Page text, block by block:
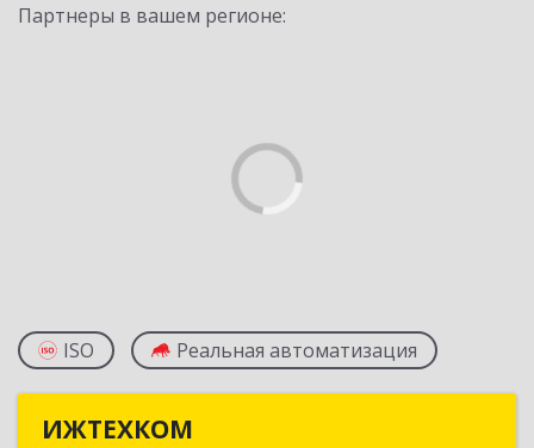
Партнеры в вашем регионе:
ISO Реальная автоматизация
ИЖТЕХКОМ